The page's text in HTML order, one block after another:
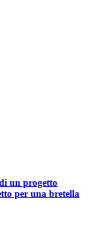
un progetto
per una bretella